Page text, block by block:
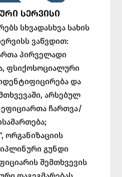
ᲡᲔᲠᲕᲘᲡᲘ
სხვადასხვა სახის
ვაწვდით:
პირველადი
ფსიქოსოციალური
და
არსებულ
ჩართვა/
ორგანიზაციის
გუნდი
შემთხვევის